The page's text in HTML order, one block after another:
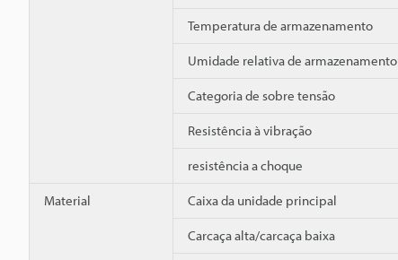
Temperatura de armazenamento
Umidade relativa de armazenamento
Categoria de sobre tensão
Resistência à vibração
resistência a choque
Material Caixa da unidade principal
Carcaça alta/carcaça baixa